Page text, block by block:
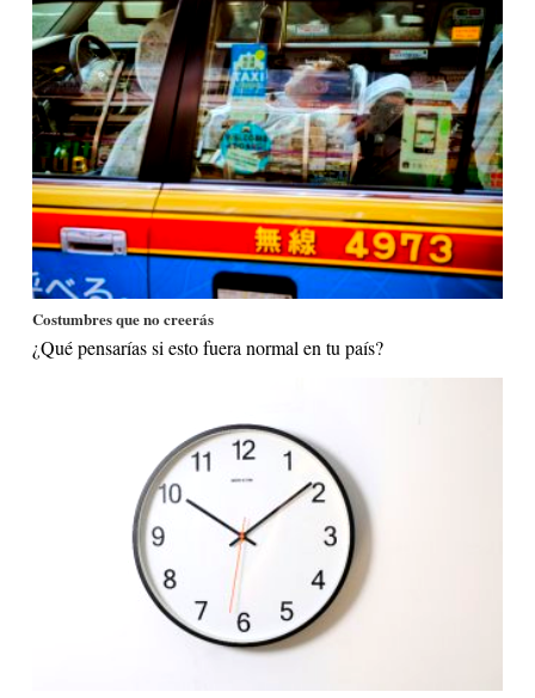
Costumbres que no creerás
¿Qué pensarías si esto fuera normal en tu país?